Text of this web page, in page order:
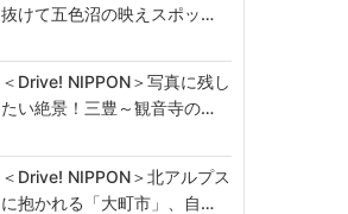
抜けて五色沼の映えスポッ…
＜Drive! NIPPON＞写真に残し
たい絶景！三豊～観音寺の…
＜Drive! NIPPON＞北アルプス
に抱かれる「大町市」、自…